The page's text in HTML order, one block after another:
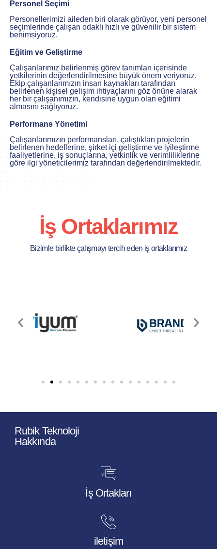
Personel Seçimi
Personellerimizi aileden biri olarak görüyor, yeni personel
seçimlerinde çalışan odaklı hızlı ve güvenilir bir sistem
benimsiyoruz.
Eğitim ve Geliştirme
Çalışanlarımız belirlenmiş görev tanımları içerisinde
yetkilerinin değerlendirilmesine büyük önem veriyoruz.
Ekip çalışanlarımızın insan kaynakları tarafından
belirlenen kişisel gelişim ihtiyaçlarını göz önüne alarak
her bir çalışanımızın, kendisine uygun olan eğitimi
almasını sağlıyoruz.
Performans Yönetimi
Çalışanlarımızın performansları, çalıştıkları projelerin
belirlenen hedeflerine, şirket içi geliştirme ve iyileştirme
faaliyetlerine, iş sonuçlarına, yetkinlik ve verimliliklerine
göre ilgi yöneticilerimiz tarafından değerlendirilmektedir.
İş Ortaklarımız
Bizimle birlikte çalışmayı tercih eden iş ortaklarımız
Rubik Teknoloji
Hakkında
İş Ortakları
iletişim